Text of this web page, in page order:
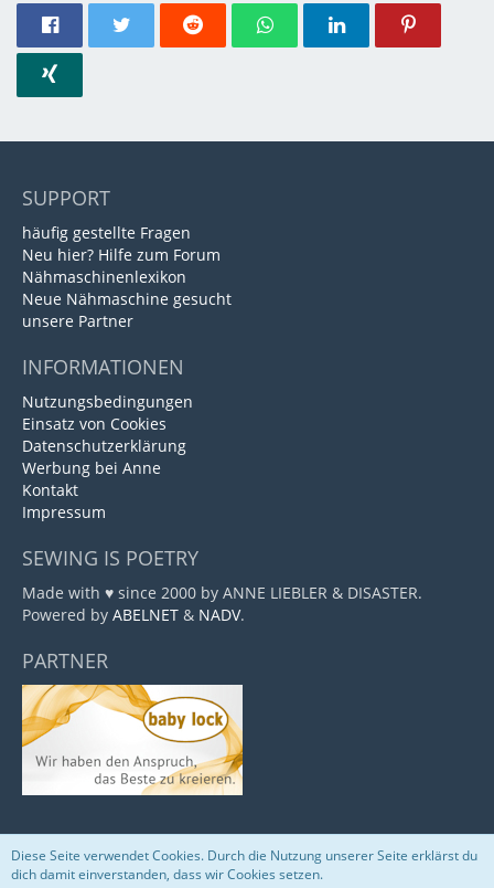
SUPPORT
häufig gestellte Fragen
Neu hier? Hilfe zum Forum
Nähmaschinenlexikon
Neue Nähmaschine gesucht
unsere Partner
INFORMATIONEN
Nutzungsbedingungen
Einsatz von Cookies
Datenschutzerklärung
Werbung bei Anne
Kontakt
Impressum
SEWING IS POETRY
Made with ♥ since 2000 by ANNE LIEBLER & DISASTER.
Powered by ABELNET & NADV.
PARTNER
Community-Software:WoltLab Suite™
Diese Seite verwendet Cookies. Durch die Nutzung unserer Seite erklärst du
dich damit einverstanden, dass wir Cookies setzen.